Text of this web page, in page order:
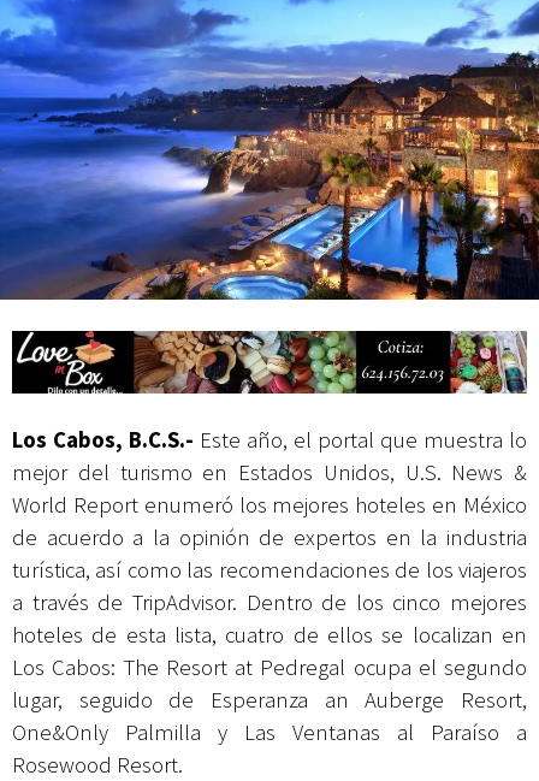
Campesina
Los Cabos, B.C.S.- Este año, el portal que muestra lo
mejor del turismo en Estados Unidos, U.S. News &
World Report enumeró los mejores hoteles en México
de acuerdo a la opinión de expertos en la industria
turística, así como las recomendaciones de los viajeros
a través de TripAdvisor. Dentro de los cinco mejores
hoteles de esta lista, cuatro de ellos se localizan en
Los Cabos: The Resort at Pedregal ocupa el segundo
lugar, seguido de Esperanza an Auberge Resort,
One&Only Palmilla y Las Ventanas al Paraíso a
Rosewood Resort.